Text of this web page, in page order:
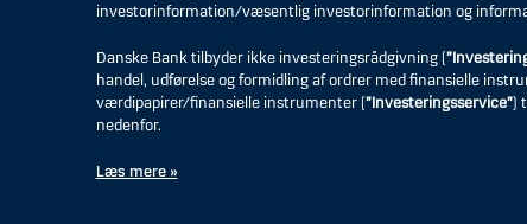
investorinformation/væsentlig investorinformation og
Danske Bank tilbyder ikke investeringsrådgivning (
handel, udførelse og formidling af ordrer med finansielle
værdipapirer/finansielle instrumenter (”Investeringsservice”)
nedenfor.
Læs mere »